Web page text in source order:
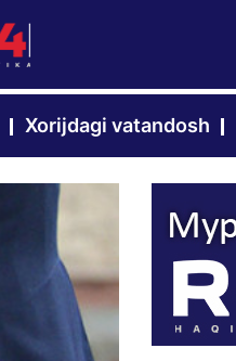
Xorijdagi vatandosh